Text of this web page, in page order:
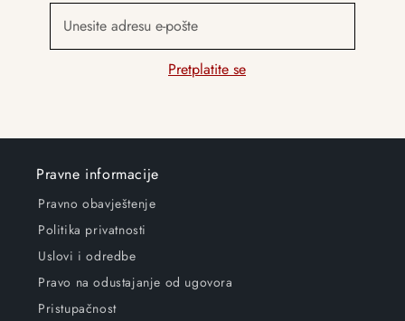
Unesite adresu e-pošte
Pretplatite se
Pravne informacije
Pravno obavještenje
Politika privatnosti
Uslovi i odredbe
Pravo na odustajanje od ugovora
Pristupačnost